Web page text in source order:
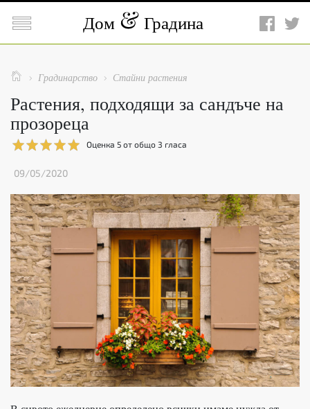
 Дом Градина
  Градинарство  Стайни растения
Растения, подходящи за сандъче на
прозореца
Оценка 5 от общо 3 гласа
09/05/2020